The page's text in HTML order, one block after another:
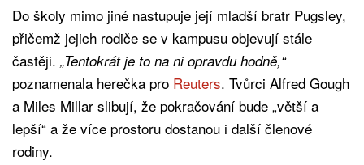
Do školy mimo jiné nastupuje její mladší bratr Pugsley,
přičemž jejich rodiče se v kampusu objevují stále
častěji. „Tentokrát je to na ni opravdu hodně,“
poznamenala herečka pro Reuters. Tvůrci Alfred Gough
a Miles Millar slibují, že pokračování bude „větší a
lepší“ a že více prostoru dostanou i další členové
rodiny.